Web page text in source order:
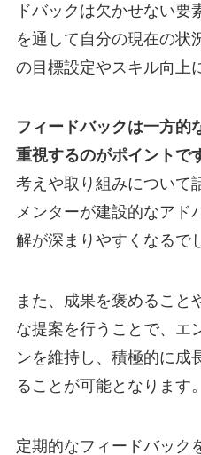
ドバックは欠かせない要
を通して自分の現在の状
の目標設定やスキル向上
フィードバックは一方的
重視するのがポイントで
考えや取り組みについて
メンターが建設的なアド
解が深まりやすくなるで
また、成果を褒めること
な提案を行うことで、エ
ンを維持し、積極的に成
ることが可能となります。
定期的なフィードバック